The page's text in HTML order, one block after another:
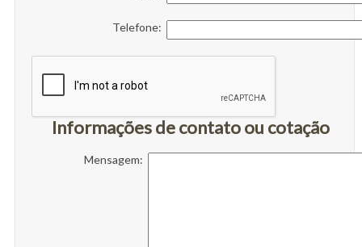
Telefone:
Informações de contato ou cotação
Mensagem: